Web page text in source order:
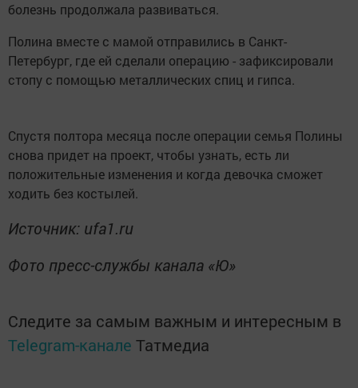
болезнь продолжала развиваться.
Полина вместе с мамой отправились в Санкт-
Петербург, где ей сделали операцию - зафиксировали
стопу с помощью металлических спиц и гипса.
Спустя полтора месяца после операции семья Полины
снова придет на проект, чтобы узнать, есть ли
положительные изменения и когда девочка сможет
ходить без костылей.
Источник: ufa1.ru
Фото пресс-службы канала «Ю»
Следите за самым важным и интересным в
Telegram-канале Татмедиа